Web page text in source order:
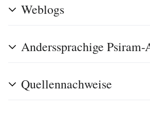
Weblogs
Anderssprachige
Quellennachweise